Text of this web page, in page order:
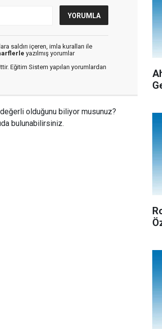
saldırı içeren, imla kuralları ile
yazılmış yorumlar
Eğitim Sistem yapılan yorumlardan
olduğunu biliyor musunuz?
bulunabilirsiniz.